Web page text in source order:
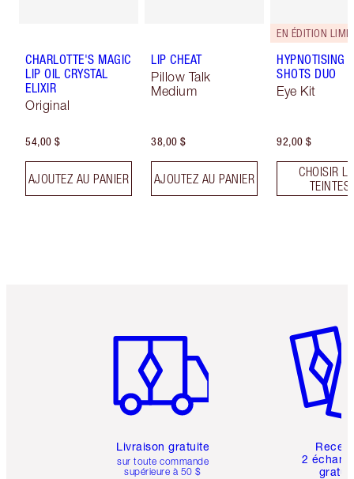
CHARLOTTE'S MAGIC
LIP OIL CRYSTAL
ELIXIR
Original
54,00 $
AJOUTEZ AU PANIER
LIP CHEAT
Pillow Talk
Medium
38,00 $
AJOUTEZ AU PANIER
EN ÉDITION
HYPNOTISING
SHOTS DUO
Eye Kit
92,00 $
CHOISIR
TEINTES
Livraison gratuite
sur toute commande
supérieure à 50 $
2